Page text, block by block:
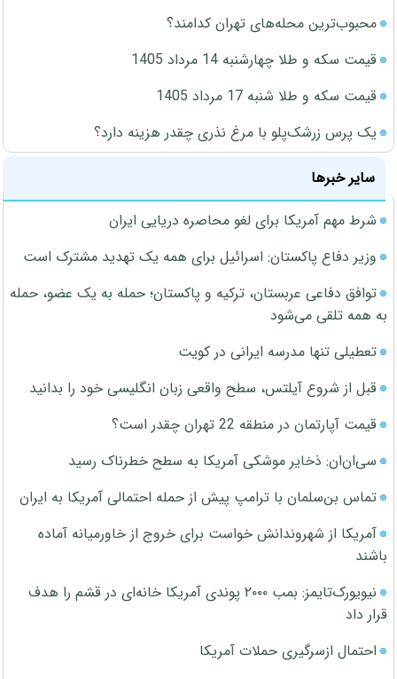
محبوب‌ترین محله‌های تهران کدامند؟
قیمت سکه و طلا چهارشنبه 14 مرداد 1405
قیمت سکه و طلا شنبه 17 مرداد 1405
یک پرس زرشک‌پلو با مرغ نذری چقدر هزینه دارد؟
سایر خبرها
شرط مهم آمریکا برای لغو محاصره دریایی ایران
وزیر دفاع پاکستان: اسرائیل برای همه یک تهدید مشترک است
توافق دفاعی عربستان، ترکیه و پاکستان؛ حمله به یک عضو، حمله
به همه تلقی می‌شود
تعطیلی تنها مدرسه ایرانی در کویت
قبل از شروع آیلتس، سطح واقعی زبان انگلیسی خود را بدانید
قیمت آپارتمان در منطقه 22 تهران چقدر است؟
سی‌ان‌ان: ذخایر موشکی آمریکا به سطح خطرناک رسید
تماس بن‌سلمان با ترامپ پیش از حمله احتمالی آمریکا به ایران
آمریکا از شهروندانش خواست برای خروج از خاورمیانه آماده
باشند
نیویورک‌تایمز: بمب ۲۰۰۰ پوندی آمریکا خانه‌ای در قشم را هدف
قرار داد
احتمال ازسرگیری حملات آمریکا